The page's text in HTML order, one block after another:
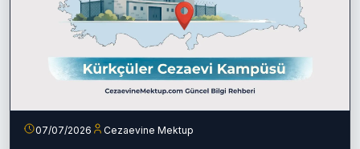
07/07/2026 Cezaevine Mektup